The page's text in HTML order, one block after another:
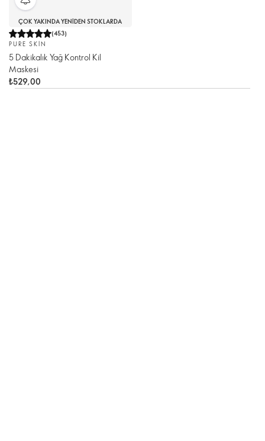
ÇOK YAKINDA YENIDEN STOKLARDA
(453)
PURE SKIN
5 Dakikalık Yağ Kontrol Kil
Maskesi
₺529,00